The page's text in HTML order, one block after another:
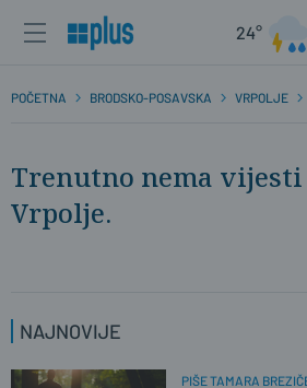
24°
POČETNA BRODSKO-POSAVSKA VRPOLJE
Trenutno nema vijesti
Vrpolje.
NAJNOVIJE
PIŠE TAMARA